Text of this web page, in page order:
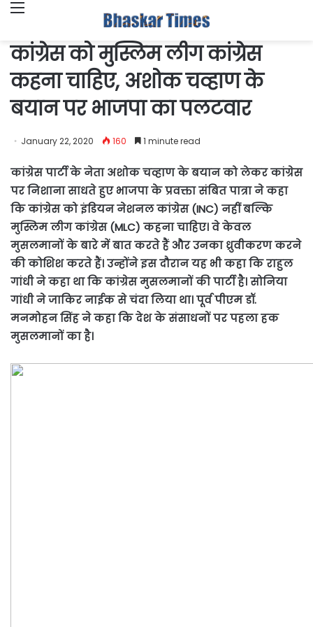
कांग्रेस को मुस्लिम लीग कांग्रेस
कहना चाहिए, अशोक चव्हाण के
बयान पर भाजपा का पलटवार
January 22, 2020 160 1 minute read
कांग्रेस पार्टी के नेता अशोक चव्हाण के बयान को लेकर कांग्रेस
पर निशाना साधते हुए भाजपा के प्रवक्ता संबित पात्रा ने कहा
कि कांग्रेस को इंडियन नेशनल कांग्रेस (INC) नहीं बल्कि
मुस्लिम लीग कांग्रेस (MLC) कहना चाहिए। वे केवल
मुसलमानों के बारे में बात करते हैं और उनका ध्रुवीकरण करने
की कोशिश करते हैं। उन्होंने इस दौरान यह भी कहा कि राहुल
गांधी ने कहा था कि कांग्रेस मुसलमानों की पार्टी है। सोनिया
गांधी ने जाकिर नाईक से चंदा लिया था। पूर्व पीएम डॉ.
मनमोहन सिंह ने कहा कि देश के संसाधनों पर पहला हक
मुसलमानों का है।